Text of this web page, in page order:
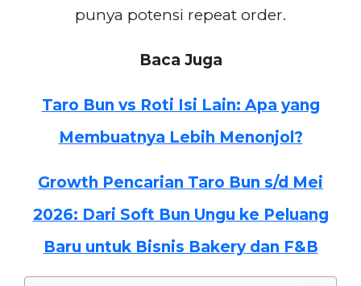
punya potensi repeat order.
Baca Juga
Taro Bun vs Roti Isi Lain: Apa yang
Membuatnya Lebih Menonjol?
Growth Pencarian Taro Bun s/d Mei
2026: Dari Soft Bun Ungu ke Peluang
Baru untuk Bisnis Bakery dan F&B